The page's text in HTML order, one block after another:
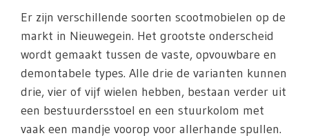
Er zijn verschillende soorten scootmobielen op de
markt in Nieuwegein. Het grootste onderscheid
wordt gemaakt tussen de vaste, opvouwbare en
demontabele types. Alle drie de varianten kunnen
drie, vier of vijf wielen hebben, bestaan verder uit
een bestuurdersstoel en een stuurkolom met
vaak een mandje voorop voor allerhande spullen.